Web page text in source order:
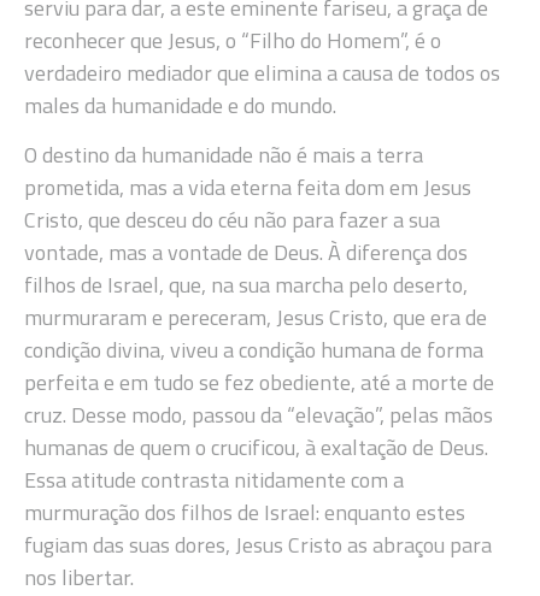
serviu para dar, a este eminente fariseu, a graça de
reconhecer que Jesus, o “Filho do Homem”, é o
verdadeiro mediador que elimina a causa de todos os
males da humanidade e do mundo.
O destino da humanidade não é mais a terra
prometida, mas a vida eterna feita dom em Jesus
Cristo, que desceu do céu não para fazer a sua
vontade, mas a vontade de Deus. À diferença dos
filhos de Israel, que, na sua marcha pelo deserto,
murmuraram e pereceram, Jesus Cristo, que era de
condição divina, viveu a condição humana de forma
perfeita e em tudo se fez obediente, até a morte de
cruz. Desse modo, passou da “elevação”, pelas mãos
humanas de quem o crucificou, à exaltação de Deus.
Essa atitude contrasta nitidamente com a
murmuração dos filhos de Israel: enquanto estes
fugiam das suas dores, Jesus Cristo as abraçou para
nos libertar.